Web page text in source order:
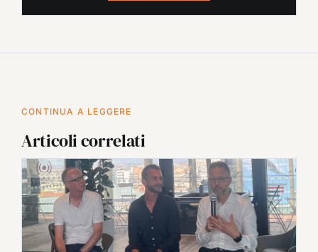
CONTINUA A LEGGERE
Articoli correlati